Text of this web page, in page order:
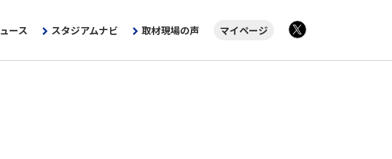
ース スタジアムナビ 取材現場の声
マイページ